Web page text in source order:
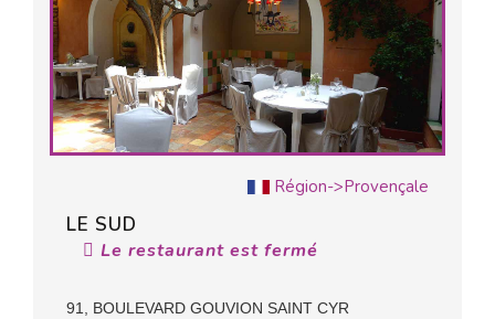
Région->Provençale
LE SUD
Le restaurant est fermé
91, BOULEVARD GOUVION SAINT CYR